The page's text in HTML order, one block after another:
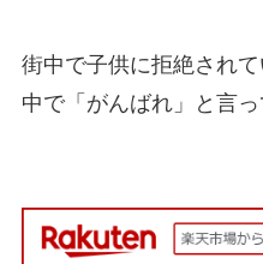
街中で子供に拒絶され
中で「がんばれ」と言っ